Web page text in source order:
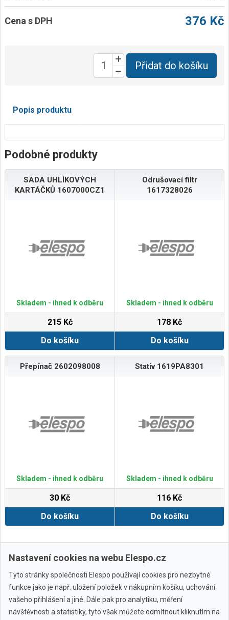
Cena s DPH 376 Kč
Přidat do košíku
Popis produktu
Podobné produkty
SADA UHLÍKOVÝCH
KARTÁČKŮ 1607000CZ1
Skladem - ihned k odběru
215 Kč
Do košíku
Odrušovací filtr
1617328026
Skladem - ihned k odběru
178 Kč
Do košíku
Přepínač 2602098008
Skladem - ihned k odběru
30 Kč
Do košíku
Stativ 1619PA8301
Skladem - ihned k odběru
116 Kč
Do košíku
Zobrazit další
Nastavení cookies na webu Elespo.cz
Tyto stránky společnosti Elespo používají cookies pro nezbytné
funkce jako je např. uložení položek v nákupním košíku, uchování
vašeho přihlášení a jiné. Dále pak pro analytiku, měření
návštěvnosti a statistiky, tyto však můžete odmítnout kliknutím na